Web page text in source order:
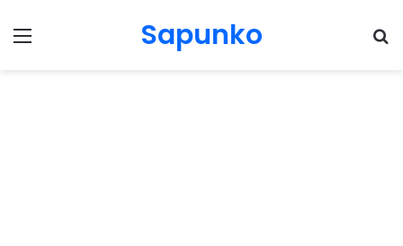
Menu Sapunko